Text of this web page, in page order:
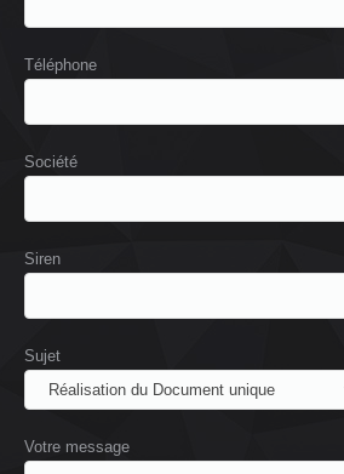
Téléphone
Société
Siren
Sujet
Votre message